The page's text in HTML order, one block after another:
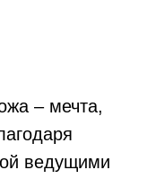
– мечта,
ведущими